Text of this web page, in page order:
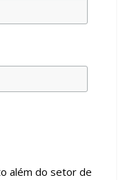
além do setor de